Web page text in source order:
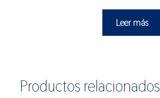
Leer más
Productos relacionados